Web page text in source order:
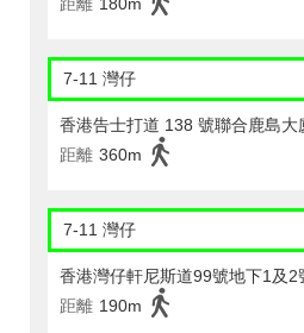
距離 180m
7-11 灣仔
香港告士打道 138 號聯合鹿島大
距離 360m
7-11 灣仔
香港灣仔軒尼斯道99號地下1及2
距離 190m